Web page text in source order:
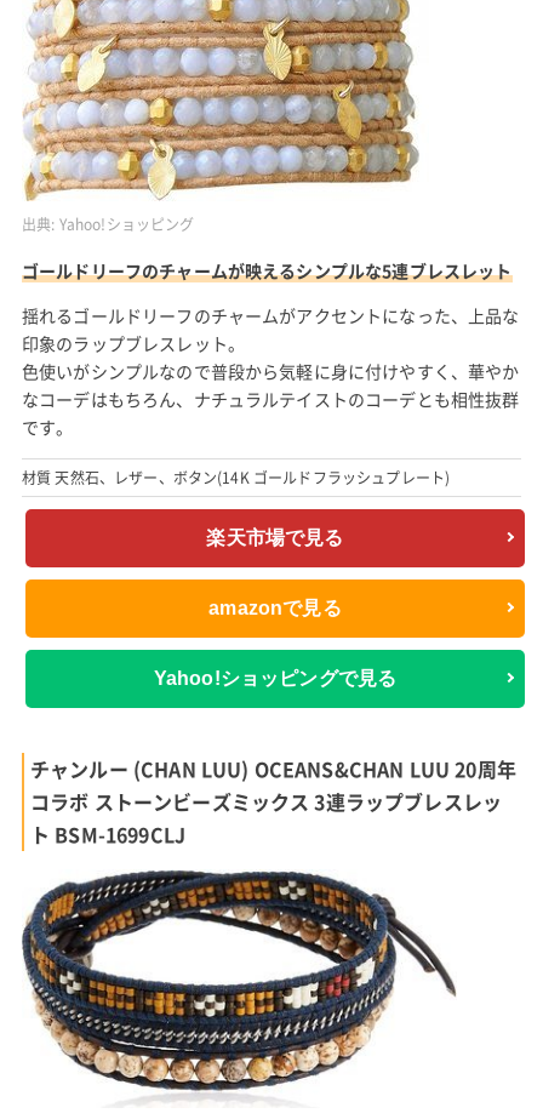
出典: Yahoo!ショッピング
ゴールドリーフのチャームが映えるシンプルな5連ブレスレット
揺れるゴールドリーフのチャームがアクセントになった、上品な
印象のラップブレスレット。
色使いがシンプルなので普段から気軽に身に付けやすく、華やか
なコーデはもちろん、ナチュラルテイストのコーデとも相性抜群
です。
材質 天然石、レザー、ボタン(14K ゴールドフラッシュプレート)
楽天市場で見る
amazonで見る
Yahoo!ショッピングで見る
チャンルー (CHAN LUU) OCEANS&CHAN LUU 20周年
コラボ ストーンビーズミックス 3連ラップブレスレッ
ト BSM-1699CLJ